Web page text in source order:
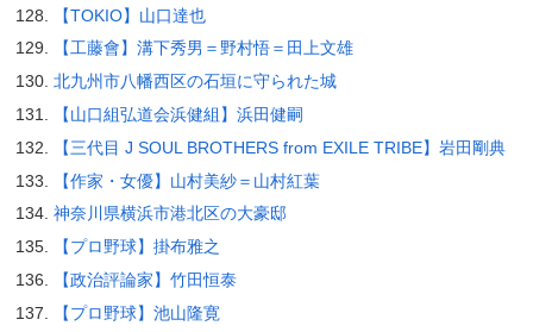
【TOKIO】山口達也
【工藤會】溝下秀男＝野村悟＝田上文雄
北九州市八幡西区の石垣に守られた城
【山口組弘道会浜健組】浜田健嗣
【三代目 J SOUL BROTHERS from EXILE TRIBE】岩田剛典
【作家・女優】山村美紗＝山村紅葉
神奈川県横浜市港北区の大豪邸
【プロ野球】掛布雅之
【政治評論家】竹田恒泰
【プロ野球】池山隆寛